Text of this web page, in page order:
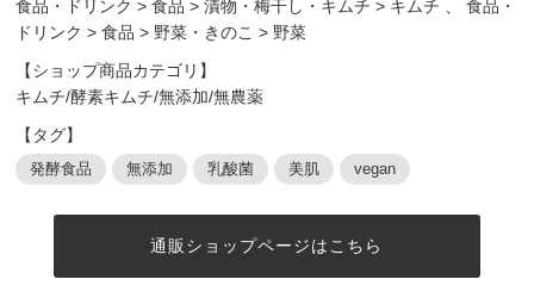
食品・ドリンク >食品 >漬物・梅干し・キムチ > キムチ 、食品・
ドリンク >食品 > 野菜・きのこ > 野菜
【ショップ商品カテゴリ】
キムチ/酵素キムチ/無添加/無農薬
【タグ】
発酵食品 無添加 乳酸菌 美肌 vegan
通販ショップページはこちら